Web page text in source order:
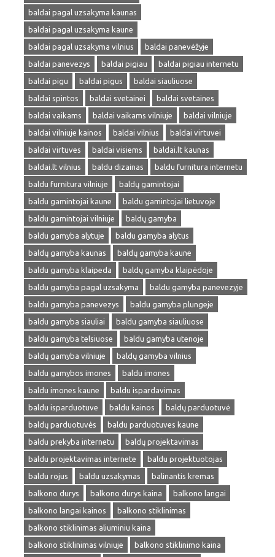
baldai pagal uzsakyma kaunas
baldai pagal uzsakyma kaune
baldai pagal uzsakyma vilnius
baldai panevėžyje
baldai panevezys
baldai pigiau
baldai pigiau internetu
baldai pigu
baldai pigus
baldai siauliuose
baldai spintos
baldai svetainei
baldai svetaines
baldai vaikams
baldai vaikams vilniuje
baldai vilniuje
baldai vilniuje kainos
baldai vilnius
baldai virtuvei
baldai virtuves
baldai visiems
baldai.lt kaunas
baldai.lt vilnius
baldu dizainas
baldu furnitura internetu
baldu furnitura vilniuje
baldų gamintojai
baldu gamintojai kaune
baldu gamintojai lietuvoje
baldu gamintojai vilniuje
baldų gamyba
baldu gamyba alytuje
baldu gamyba alytus
baldų gamyba kaunas
baldų gamyba kaune
baldu gamyba klaipeda
baldų gamyba klaipėdoje
baldu gamyba pagal uzsakyma
baldu gamyba panevezyje
baldu gamyba panevezys
baldu gamyba plungeje
baldu gamyba siauliai
baldu gamyba siauliuose
baldu gamyba telsiuose
baldu gamyba utenoje
baldų gamyba vilniuje
baldų gamyba vilnius
baldu gamybos imones
baldu imones
baldu imones kaune
baldu ispardavimas
baldu isparduotuve
baldu kainos
baldų parduotuvė
baldų parduotuvės
baldu parduotuves kaune
baldu prekyba internetu
baldų projektavimas
baldu projektavimas internete
baldu projektuotojas
baldu rojus
baldu uzsakymas
balinantis kremas
balkono durys
balkono durys kaina
balkono langai
balkono langai kainos
balkono stiklinimas
balkono stiklinimas aliuminiu kaina
balkono stiklinimas vilniuje
balkono stiklinimo kaina